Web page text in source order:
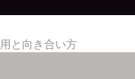
と向き合い方